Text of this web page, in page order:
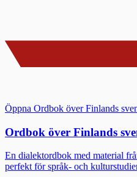
Öppna Ordbok över Finlands
Ordbok över Finlands
En dialektordbok med material
perfekt för språk- och